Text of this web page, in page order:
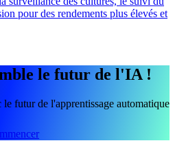
pour des rendements plus élevés et
le futur de l'IA !
futur de l'apprentissage automatique